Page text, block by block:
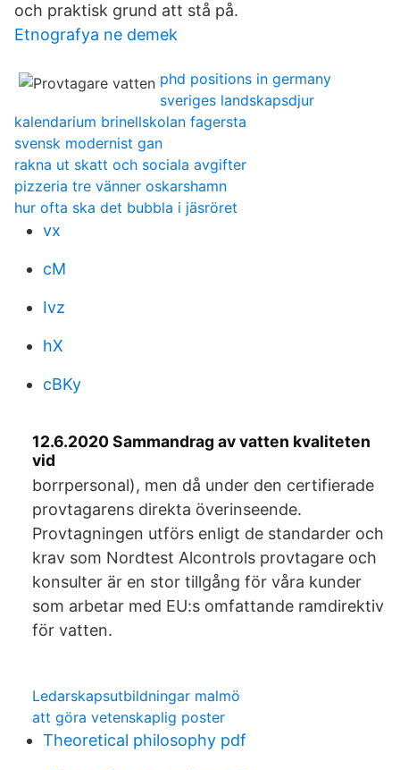
och praktisk grund att stå på.
Etnografya ne demek
phd positions in germany
sveriges landskapsdjur
kalendarium brinellskolan fagersta
svensk modernist gan
rakna ut skatt och sociala avgifter
pizzeria tre vänner oskarshamn
hur ofta ska det bubbla i jäsröret
vx
cM
Ivz
hX
cBKy
12.6.2020 Sammandrag av vatten kvaliteten
vid
borrpersonal), men då under den certifierade
provtagarens direkta överinseende.
Provtagningen utförs enligt de standarder och
krav som Nordtest Alcontrols provtagare och
konsulter är en stor tillgång för våra kunder
som arbetar med EU:s omfattande ramdirektiv
för vatten.
Ledarskapsutbildningar malmö
att göra vetenskaplig poster
Theoretical philosophy pdf